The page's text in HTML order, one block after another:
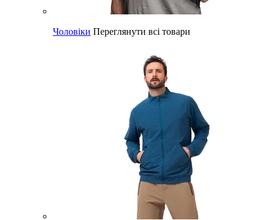
Чоловіки Переглянути всі товари